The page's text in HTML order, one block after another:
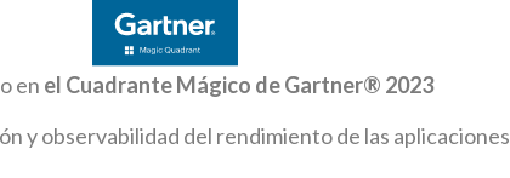
en el Cuadrante Mágico de Gartner® 2023
y observabilidad del rendimiento de las aplicaciones